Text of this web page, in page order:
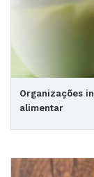
Organizações
alimentar